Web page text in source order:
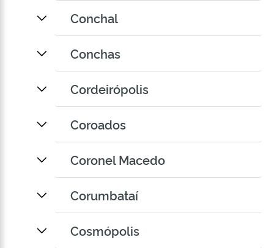
Conchal
Conchas
Cordeirópolis
Coroados
Coronel Macedo
Corumbataí
Cosmópolis